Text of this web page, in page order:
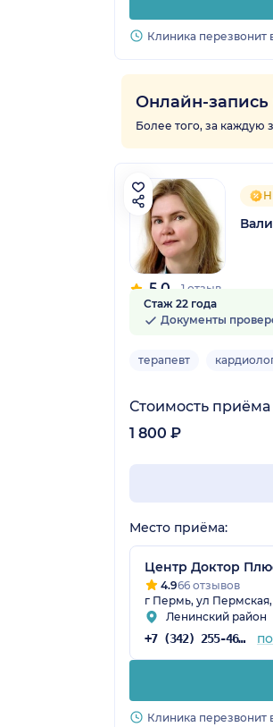
Клиника перезвонит
Онлайн-
Более того, за каждую
5.0 1 отзыв
Стаж 22 года
Документы
терапевт
Стоимость приёма
1 800 ₽
Место приёма:
Центр Доктор
4.966 отзывов
г Пермь, ул
Ленинский район
+7 (342) 255-46-71
Клиника перезвонит